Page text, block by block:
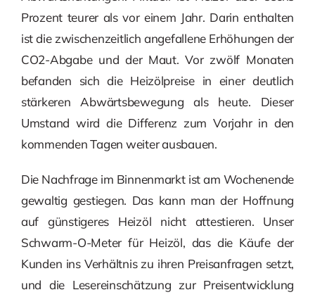
Prozent teurer als vor einem Jahr. Darin enthalten
ist die zwischenzeitlich angefallene Erhöhungen der
CO2-Abgabe und der Maut. Vor zwölf Monaten
befanden sich die Heizölpreise in einer deutlich
stärkeren Abwärtsbewegung als heute. Dieser
Umstand wird die Differenz zum Vorjahr in den
kommenden Tagen weiter ausbauen.
Die Nachfrage im Binnenmarkt ist am Wochenende
gewaltig gestiegen. Das kann man der Hoffnung
auf günstigeres Heizöl nicht attestieren. Unser
Schwarm-O-Meter für Heizöl, das die Käufe der
Kunden ins Verhältnis zu ihren Preisanfragen setzt,
und die Lesereinschätzung zur Preisentwicklung